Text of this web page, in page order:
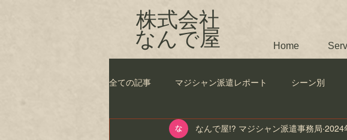
株式会社
​なんで屋
Home
全ての記事 マジシャン派遣レポート シーン別
なんで屋!? マジシャン派遣事務局 2024